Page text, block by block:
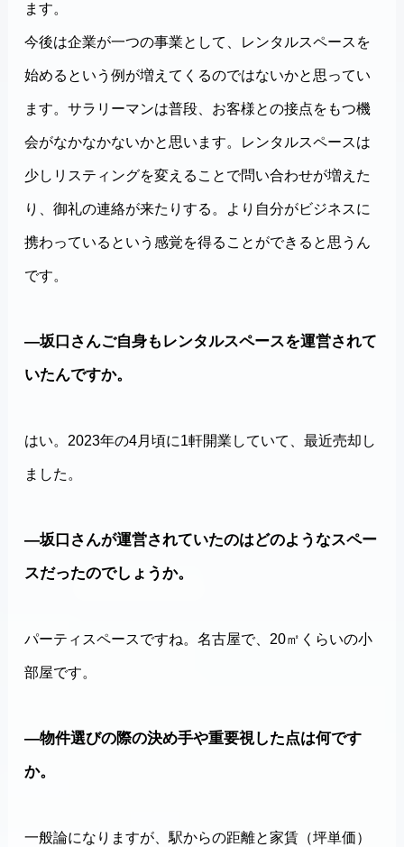
ます。
今後は企業が一つの事業として、レンタルスペースを
始めるという例が増えてくるのではないかと思ってい
ます。サラリーマンは普段、お客様との接点をもつ機
会がなかなかないかと思います。レンタルスペースは
少しリスティングを変えることで問い合わせが増えた
り、御礼の連絡が来たりする。より自分がビジネスに
携わっているという感覚を得ることができると思うん
です。
―坂口さんご自身もレンタルスペースを運営されて
いたんですか。
はい。2023年の4月頃に1軒開業していて、最近売却し
ました。
―坂口さんが運営されていたのはどのようなスペー
スだったのでしょうか。
パーティスペースですね。名古屋で、20㎡くらいの小
部屋です。
―物件選びの際の決め手や重要視した点は何です
か。
一般論になりますが、駅からの距離と家賃（坪単価）